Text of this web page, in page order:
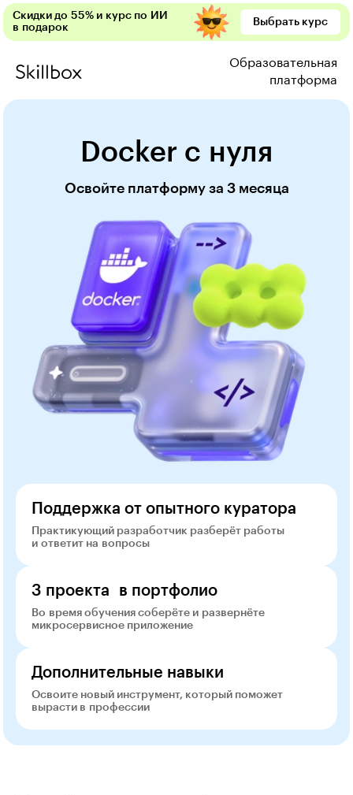
Скидки до 55% и курс по ИИ
в подарок
Выбрать курс
Образовательная
платформа
Docker с нуля
Освойте платформу за 3 месяца
Поддержка от опытного куратора
Практикующий разработчик разберёт работы
и ответит на вопросы
3 проекта в портфолио
Во время обучения соберёте и развернёте
микросервисное приложение
Дополнительные навыки
Освоите новый инструмент, который поможет
вырасти в профессии